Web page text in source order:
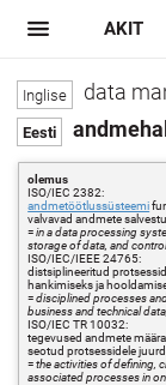
data
olemus
ISO/IEC 2382:
andmetöötlussüsteemi
valvavad andmete
=in a data processing
storage of data, and
ISO/IEC/IEEE 24765:
distsiplineeritud
hankimiseks ja
=disciplined processes
business and technical
ISO/IEC TR 10032:
tegevused andmete
seotud protsessidele
=the activities of defining,
associated processes in
AKIT